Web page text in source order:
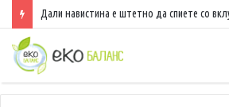
Дали навистина е штетно да спиете со